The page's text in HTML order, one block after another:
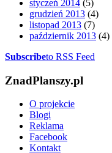
styczeń 2014 (5)
grudzień 2013 (4)
listopad 2013 (7)
październik 2013 (4)
Subscribeto RSS Feed
ZnadPlanszy.pl
O projekcie
Blogi
Reklama
Facebook
Kontakt